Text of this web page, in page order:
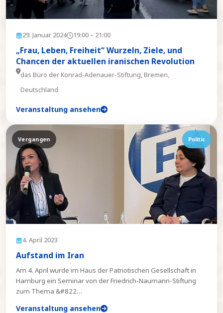
29. Januar 2024 19:00 – 21:00
„Frau, Leben, Freiheit“ Wurzeln, Ziele, und
Chancen der aktuellen iranischen Revolution
das Büro der Konrad-Adenauer-Stiftung, Bremen,
Deutschland
Veranstaltung ansehen
Vergangen Politic
4. April 2023
Aufstand im Iran
Am 4. April wurde im Haus der Patriotischen Gesellschaft in
Hamburg ein Seminar von der Friedrich-Naumann-Stiftung
zum Thema &#822…
Veranstaltung ansehen